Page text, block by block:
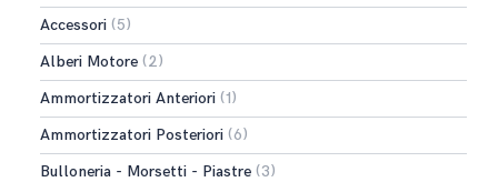
Accessori (5)
Alberi Motore (2)
Ammortizzatori Anteriori (1)
Ammortizzatori Posteriori (6)
Bulloneria - Morsetti - Piastre (3)